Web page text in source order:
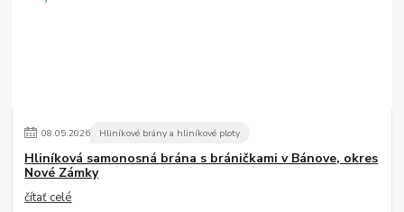
08.05.2026 Hliníkové brány a hliníkové ploty
Hliníková samonosná brána s bráničkami v Bánove, okres
Nové Zámky
čítať celé